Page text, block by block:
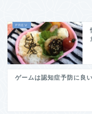
ゲームは認知症予防に良